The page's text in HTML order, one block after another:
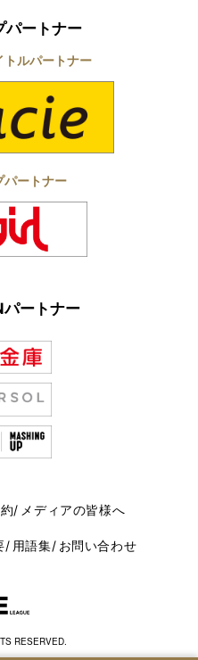
パートナー
トルパートナー
パートナー
ートナー
メディアの皆様へ
用語集 お問い合わせ
RESERVED.